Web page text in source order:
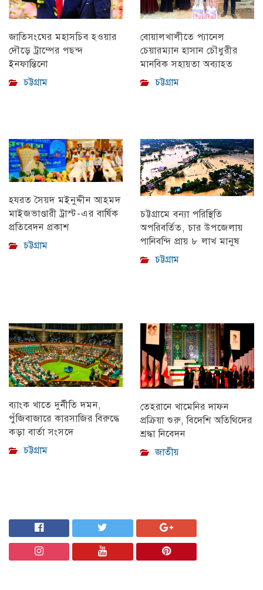
জাতিসংঘের মহাসচিব হওয়ার
দৌড়ে ট্রাম্পের পছন্দ
ইনফান্তিনো
চট্টগ্রাম
বোয়ালখালীতে প্যানেল
চেয়ারম্যান হাসান চৌধুরীর
মানবিক সহায়তা অব্যাহত
চট্টগ্রাম
হযরত সৈয়দ মইনুদ্দীন আহমদ
মাইজভাণ্ডারী ট্রাস্ট-এর বার্ষিক
প্রতিবেদন প্রকাশ
চট্টগ্রাম
চট্টগ্রামে বন্যা পরিস্থিতি
অপরিবর্তিত, চার উপজেলায়
পানিবন্দি প্রায় ৮ লাখ মানুষ
চট্টগ্রাম
ব্যাংক খাতে দুর্নীতি দমন,
পুঁজিবাজারে কারসাজির বিরুদ্ধে
কড়া বার্তা সংসদে
চট্টগ্রাম
তেহরানে খামেনির দাফন
প্রক্রিয়া শুরু, বিদেশি অতিথিদের
শ্রদ্ধা নিবেদন
জাতীয়